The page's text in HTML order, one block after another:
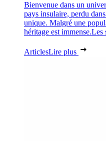
Bienvenue dans un
pays insulaire, perdu
unique. Malgré une
héritage est immense.Les
ArticlesLire plus